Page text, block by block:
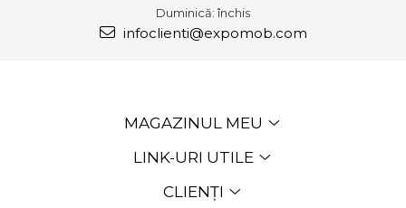
Duminică: închis
infoclienti@expomob.com
MAGAZINUL MEU
LINK-URI UTILE
CLIENȚI